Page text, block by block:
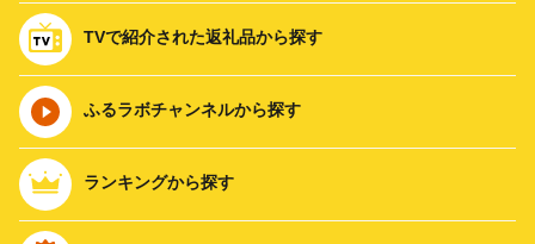
TVで紹介された返礼品から探す
ふるラボチャンネルから探す
ランキングから探す